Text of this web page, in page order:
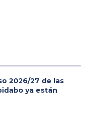
2026/27 de las
ya están